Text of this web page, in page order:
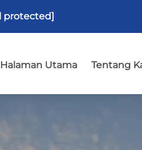
protected]
Halaman Utama Tentang